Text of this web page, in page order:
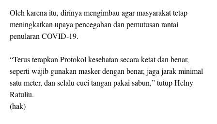
Oleh karena itu, dirinya mengimbau agar masyarakat tetap
meningkatkan upaya pencegahan dan pemutusan rantai
penularan COVID-19.
“Terus terapkan Protokol kesehatan secara ketat dan benar,
seperti wajib gunakan masker dengan benar, jaga jarak minimal
satu meter, dan selalu cuci tangan pakai sabun,” tutup Helny
Ratuliu.
(hak)